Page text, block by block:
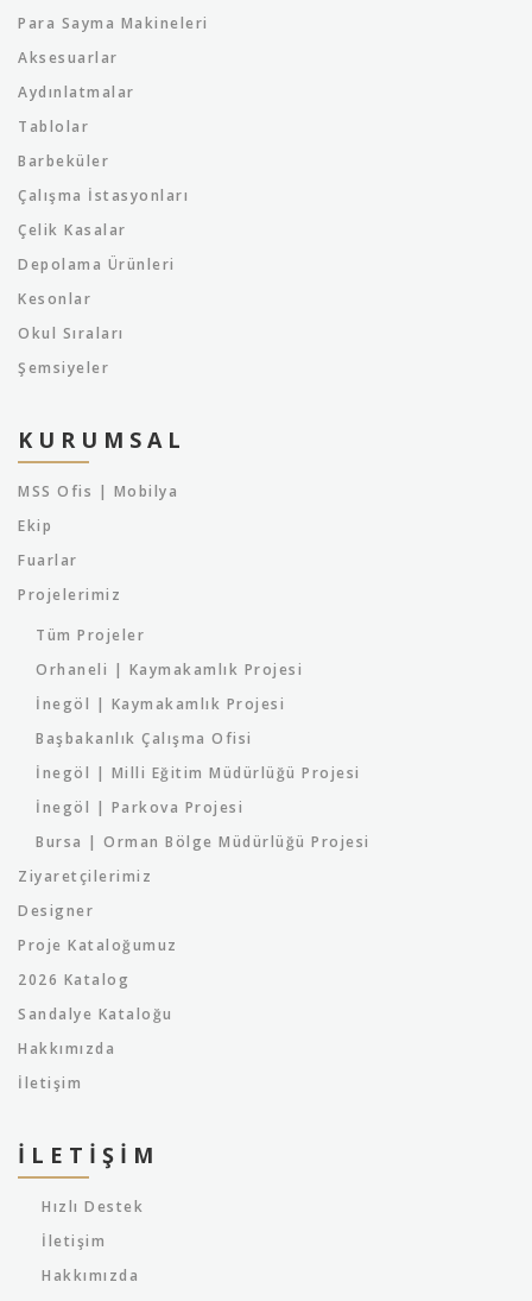
Para Sayma Makineleri
Aksesuarlar
Aydınlatmalar
Tablolar
Barbeküler
Çalışma İstasyonları
Çelik Kasalar
Depolama Ürünleri
Kesonlar
Okul Sıraları
Şemsiyeler
KURUMSAL
MSS Ofis | Mobilya
Ekip
Fuarlar
Projelerimiz
Tüm Projeler
Orhaneli | Kaymakamlık Projesi
İnegöl | Kaymakamlık Projesi
Başbakanlık Çalışma Ofisi
İnegöl | Milli Eğitim Müdürlüğü Projesi
İnegöl | Parkova Projesi
Bursa | Orman Bölge Müdürlüğü Projesi
Ziyaretçilerimiz
Designer
Proje Kataloğumuz
2026 Katalog
Sandalye Kataloğu
Hakkımızda
İletişim
İLETIŞIM
Hızlı Destek
İletişim
Hakkımızda